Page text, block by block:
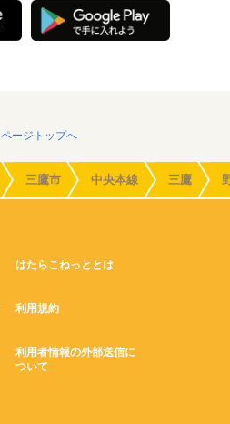
ページトップへ
三鷹市 中央本線 三鷹
はたらこねっととは
利用規約
利用者情報の外部送信に
ついて